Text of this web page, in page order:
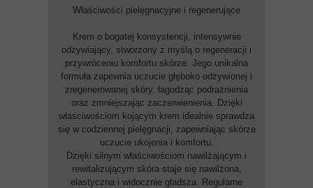
Właściwości pielęgnacyjne i regenerujące
Krem o bogatej konsystencji, intensywnie
odżywiający, stworzony z myślą o regeneracji i
przywróceniu komfortu skórze. Jego unikalna
formuła zapewnia uczucie głęboko odżywionej i
zregenerowanej skóry, łagodząc podrażnienia
oraz zmniejszając zaczerwienienia. Dzięki
właściwościom kojącym krem idealnie sprawdza
się w codziennej pielęgnacji, zapewniając skórze
uczucie ukojenia i komfortu.
Dzięki silnym właściwościom nawilżającym i
rewitalizującym skóra staje się nawilżona,
elastyczna i widocznie gładsza. Regularne